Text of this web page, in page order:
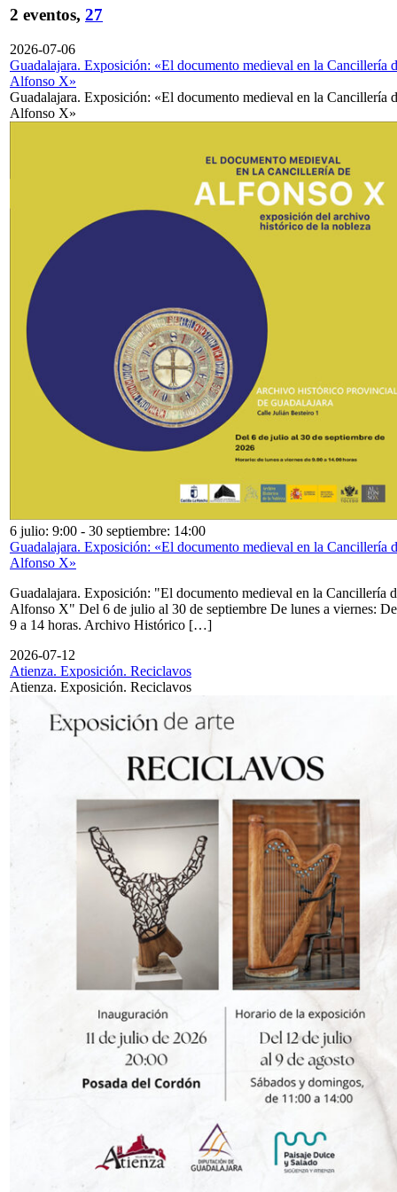
2 eventos, 27
2026-07-06
Guadalajara. Exposición: «El documento medieval en la Cancillería
Alfonso X»
Guadalajara. Exposición: «El documento medieval en la Cancillería
Alfonso X»
6 julio: 9:00 - 30 septiembre: 14:00
Guadalajara. Exposición: «El documento medieval en la Cancillería
Alfonso X»
Guadalajara. Exposición: "El documento medieval en la Cancillería
Alfonso X" Del 6 de julio al 30 de septiembre De lunes a viernes: De
9 a 14 horas. Archivo Histórico […]
2026-07-12
Atienza. Exposición. Reciclavos
Atienza. Exposición. Reciclavos